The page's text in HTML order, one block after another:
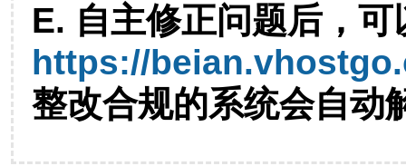
E. 自主修正问题后，可
https://
整改合规的系统会自动